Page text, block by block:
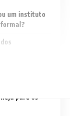
um instituto
viabilizar os
para os